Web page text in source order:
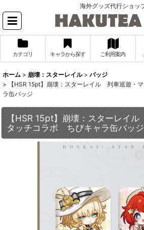
海外グッズ代行ショッ
カテゴリ キャラから探す ご利用案内
ホーム > 崩壊：スターレイル > バッジ
>
【HSR 15pt】崩壊：スターレイル 列車巡遊・
ラ缶バッジ
【HSR 15pt】崩壊：スターレイ
タッチコラボ ちびキャラ缶バッジ